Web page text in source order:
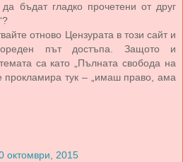
бъдат гладко прочетени от друг
отново Цензурата в този сайт и
път достъпа. Защото и
са като „Пълната свобода на
прокламира тук – „имаш право, ама
октомври, 2015